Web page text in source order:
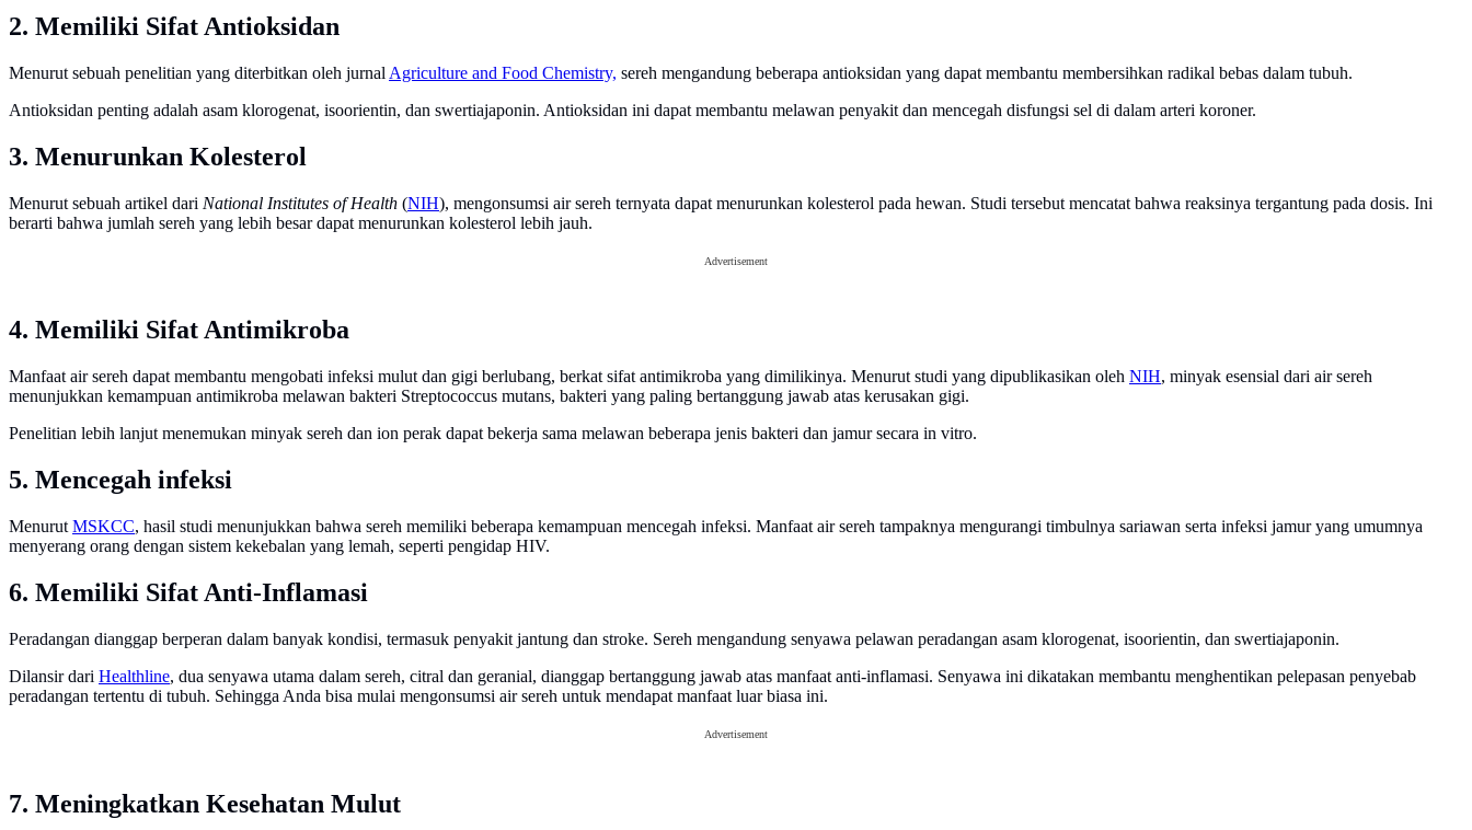
2. Memiliki Sifat Antioksidan
Menurut sebuah penelitian yang diterbitkan oleh jurnal Agriculture and Food Chemistry, sereh mengandung beberapa antioksidan yang dapat membantu membersihkan radikal bebas dalam tubuh.
Antioksidan penting adalah asam klorogenat, isoorientin, dan swertiajaponin. Antioksidan ini dapat membantu melawan penyakit dan mencegah disfungsi sel di dalam arteri koroner.
3. Menurunkan Kolesterol
Menurut sebuah artikel dari National Institutes of Health (NIH), mengonsumsi air sereh ternyata dapat menurunkan kolesterol pada hewan. Studi tersebut mencatat bahwa reaksinya tergantung pada dosis. Ini
berarti bahwa jumlah sereh yang lebih besar dapat menurunkan kolesterol lebih jauh.
Advertisement
4. Memiliki Sifat Antimikroba
Manfaat air sereh dapat membantu mengobati infeksi mulut dan gigi berlubang, berkat sifat antimikroba yang dimilikinya. Menurut studi yang dipublikasikan oleh NIH, minyak esensial dari air sereh
menunjukkan kemampuan antimikroba melawan bakteri Streptococcus mutans, bakteri yang paling bertanggung jawab atas kerusakan gigi.
Penelitian lebih lanjut menemukan minyak sereh dan ion perak dapat bekerja sama melawan beberapa jenis bakteri dan jamur secara in vitro.
5. Mencegah infeksi
Menurut MSKCC, hasil studi menunjukkan bahwa sereh memiliki beberapa kemampuan mencegah infeksi. Manfaat air sereh tampaknya mengurangi timbulnya sariawan serta infeksi jamur yang umumnya
menyerang orang dengan sistem kekebalan yang lemah, seperti pengidap HIV.
6. Memiliki Sifat Anti-Inflamasi
Peradangan dianggap berperan dalam banyak kondisi, termasuk penyakit jantung dan stroke. Sereh mengandung senyawa pelawan peradangan asam klorogenat, isoorientin, dan swertiajaponin.
Dilansir dari Healthline, dua senyawa utama dalam sereh, citral dan geranial, dianggap bertanggung jawab atas manfaat anti-inflamasi. Senyawa ini dikatakan membantu menghentikan pelepasan penyebab
peradangan tertentu di tubuh. Sehingga Anda bisa mulai mengonsumsi air sereh untuk mendapat manfaat luar biasa ini.
Advertisement
7. Meningkatkan Kesehatan Mulut